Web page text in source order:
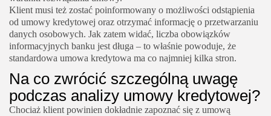
Klient musi też zostać poinformowany o możliwości odstąpienia
od umowy kredytowej oraz otrzymać informację o przetwarzaniu
danych osobowych. Jak zatem widać, liczba obowiązków
informacyjnych banku jest długa – to właśnie powoduje, że
standardowa umowa kredytowa ma co najmniej kilka stron.
Na co zwrócić szczególną uwagę
podczas analizy umowy kredytowej?
Chociaż klient powinien dokładnie zapoznać się z umową